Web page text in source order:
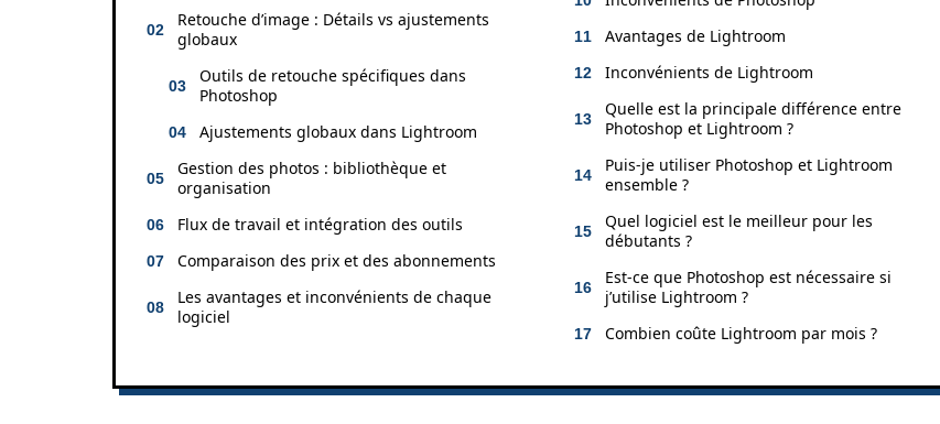
Retouche d’image : Détails vs ajustements
globaux
Outils de retouche spécifiques dans
Photoshop
Ajustements globaux dans Lightroom
Gestion des photos : bibliothèque et
organisation
Flux de travail et intégration des outils
Comparaison des prix et des abonnements
Les avantages et inconvénients de chaque
logiciel
Avantages de Lightroom
Inconvénients de Lightroom
Quelle est la principale différence entre
Photoshop et Lightroom ?
Puis-je utiliser Photoshop et Lightroom
ensemble ?
Quel logiciel est le meilleur pour les
débutants ?
Est-ce que Photoshop est nécessaire si
j’utilise Lightroom ?
Combien coûte Lightroom par mois ?